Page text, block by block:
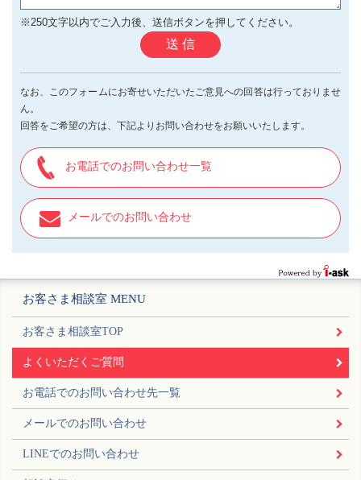
※250文字以内でご入力後、送信ボタンを押してください。
送 信
なお、このフォームにお寄せいただいたご意見への回答は行っておりませ
ん。
回答をご希望の方は、下記よりお問い合わせをお願いいたします。
お電話でのお問い合わせ一覧
メールでのお問い合わせ
お客さま相談室 MENU
お客さま相談室TOP
よくいただくご質問
お電話でのお問い合わせ先一覧
メールでのお問い合わせ
LINEでのお問い合わせ